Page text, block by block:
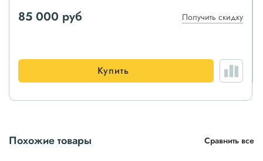
85 000 руб Получить скидку
Купить
Похожие товары Сравнить все